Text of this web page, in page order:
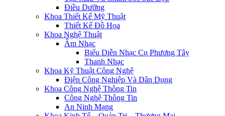
Loading...
Điều Dưỡng
Khoa Thiết Kế Mỹ Thuật
Thiết Kế Đồ Họa
Khoa Nghệ Thuật
Âm Nhạc
Biểu Diễn Nhạc Cụ Phương Tây
Thanh Nhạc
Khoa Kỹ Thuật Công Nghệ
Điện Công Nghiệp Và Dân Dụng
Khoa Công Nghệ Thông Tin
Công Nghệ Thông Tin
An Ninh Mạng